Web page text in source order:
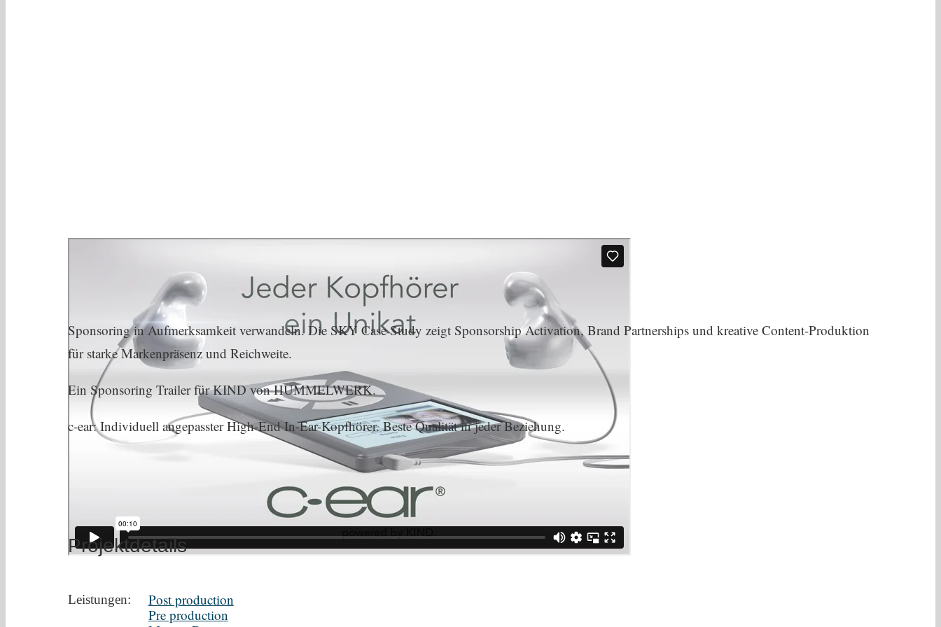
Sponsoring in Aufmerksamkeit verwandeln. Die SKY Case Study zeigt Sponsorship Activation, Brand Partnerships und kreative Content-Produktion
für starke Markenpräsenz und Reichweite.
Ein Sponsoring Trailer für KIND von HUMMELWERK.
c-ear: Individuell angepasster High-End In-Ear-Kopfhörer. Beste Qualität in jeder Beziehung.
Projektdetails
Leistungen:
Post production
Pre production